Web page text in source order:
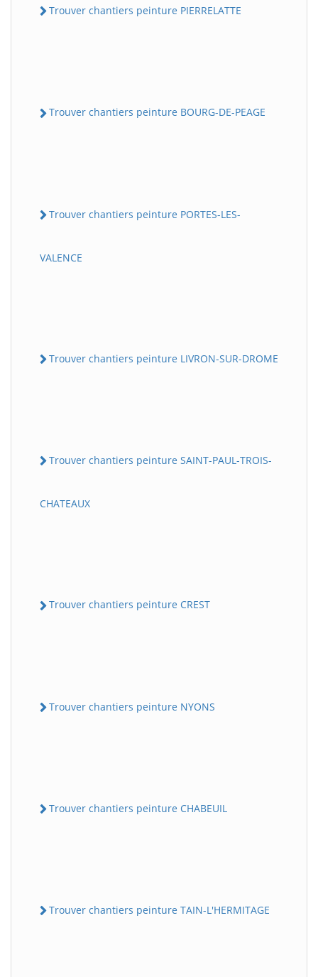
Trouver chantiers peinture PIERRELATTE
Trouver chantiers peinture BOURG-DE-PEAGE
Trouver chantiers peinture PORTES-LES-
VALENCE
Trouver chantiers peinture LIVRON-SUR-DROME
Trouver chantiers peinture SAINT-PAUL-TROIS-
CHATEAUX
Trouver chantiers peinture CREST
Trouver chantiers peinture NYONS
Trouver chantiers peinture CHABEUIL
Trouver chantiers peinture TAIN-L'HERMITAGE